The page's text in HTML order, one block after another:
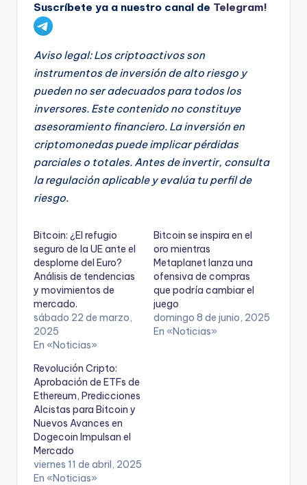
Suscríbete ya a nuestro canal de Telegram!
Aviso legal: Los criptoactivos son
instrumentos de inversión de alto riesgo y
pueden no ser adecuados para todos los
inversores. Este contenido no constituye
asesoramiento financiero. La inversión en
criptomonedas puede implicar pérdidas
parciales o totales. Antes de invertir, consulta
la regulación aplicable y evalúa tu perfil de
riesgo.
Bitcoin: ¿El refugio
seguro de la UE ante el
desplome del Euro?
Análisis de tendencias
y movimientos de
mercado.
sábado 22 de marzo,
2025
En «Noticias»
Bitcoin se inspira en el
oro mientras
Metaplanet lanza una
ofensiva de compras
que podría cambiar el
juego
domingo 8 de junio, 2025
En «Noticias»
Revolución Cripto:
Aprobación de ETFs de
Ethereum, Predicciones
Alcistas para Bitcoin y
Nuevos Avances en
Dogecoin Impulsan el
Mercado
viernes 11 de abril, 2025
En «Noticias»